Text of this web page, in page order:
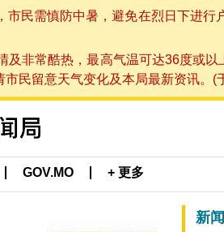
民需慎防中暑，避免在烈日下进行
非常酷热，最高气温可达36度或
民留意天气变化及本局最新资讯。(
GOV.MO + 更多
新